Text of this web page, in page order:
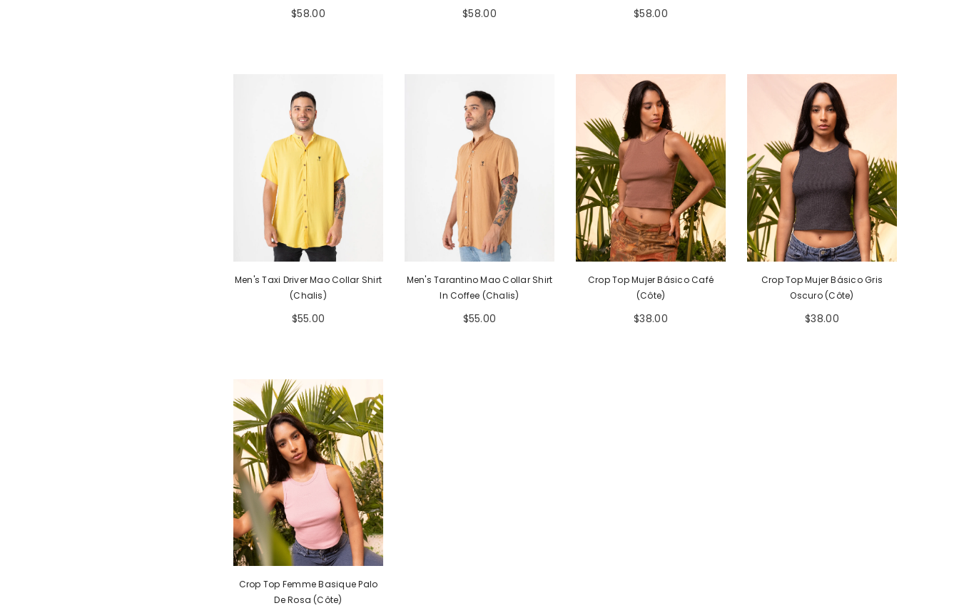
$58.00 $58.00 $58.00
Men's Taxi Driver Mao Collar Shirt
(Chalis)
$55.00
Men's Tarantino Mao Collar Shirt
In Coffee (Chalis)
$55.00
Crop Top Mujer Básico Café
(Côte)
$38.00
Crop Top Mujer Básico Gris
Oscuro (Côte)
$38.00
Crop Top Femme Basique Palo
De Rosa (Côte)